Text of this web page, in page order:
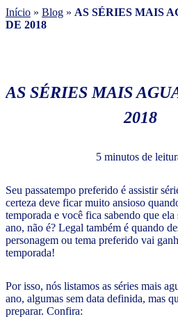
Início » Blog » AS SÉRIES MAIS
DE 2018
AS SÉRIES MAIS
2018
5 minutos de
Seu passatempo preferido é assistir
certeza deve ficar muito ansioso
temporada e você fica sabendo que
ano, não é? Legal também é quando
personagem ou tema preferido vai
temporada!
Por isso, nós listamos as séries mais
ano, algumas sem data definida, mas
preparar. Confira: